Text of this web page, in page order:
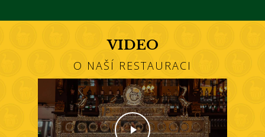
VIDEO
O NAŠÍ RESTAURACI
Play Video